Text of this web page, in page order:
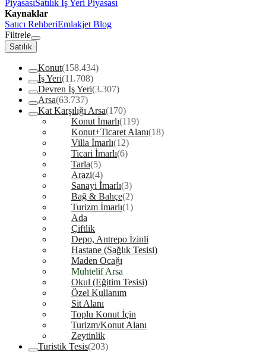
PiyasasıSatılık İş Yeri Piyasası
Kaynaklar
Satıcı RehberiEmlakjet Blog
Filtrele
Satılık
Konut(158.434)
İş Yeri(11.708)
Devren İş Yeri(3.307)
Arsa(63.737)
Kat Karşılığı Arsa(170)
Konut İmarlı(119)
Konut+Ticaret Alanı(18)
Villa İmarlı(12)
Ticari İmarlı(6)
Tarla(5)
Arazi(4)
Sanayi İmarlı(3)
Bağ & Bahçe(2)
Turizm İmarlı(1)
Ada
Çiftlik
Depo, Antrepo İzinli
Hastane (Sağlık Tesisi)
Maden Ocağı
Muhtelif Arsa
Okul (Eğitim Tesisi)
Özel Kullanım
Sit Alanı
Toplu Konut İçin
Turizm/Konut Alanı
Zeytinlik
Turistik Tesis(203)